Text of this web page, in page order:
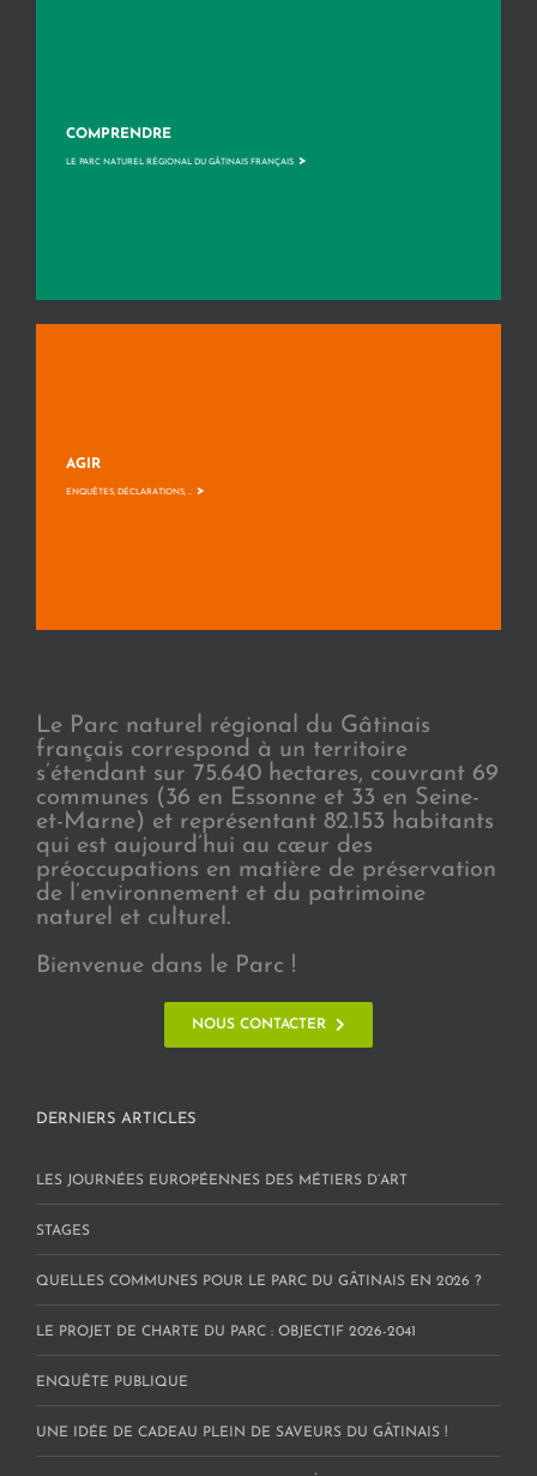
COMPRENDRE
LE PARC NATUREL RÉGIONAL DU GÂTINAIS FRANÇAIS >
AGIR
ENQUÊTES, DÉCLARATIONS, ... >
Le Parc naturel régional du Gâtinais
français correspond à un territoire
s’étendant sur 75.640 hectares, couvrant 69
communes (36 en Essonne et 33 en Seine-
et-Marne) et représentant 82.153 habitants
qui est aujourd’hui au cœur des
préoccupations en matière de préservation
de l’environnement et du patrimoine
naturel et culturel.
Bienvenue dans le Parc !
NOUS CONTACTER
DERNIERS ARTICLES
LES JOURNÉES EUROPÉENNES DES MÉTIERS D’ART
STAGES
QUELLES COMMUNES POUR LE PARC DU GÂTINAIS EN 2026 ?
LE PROJET DE CHARTE DU PARC : OBJECTIF 2026-2041
ENQUÊTE PUBLIQUE
UNE IDÉE DE CADEAU PLEIN DE SAVEURS DU GÂTINAIS !